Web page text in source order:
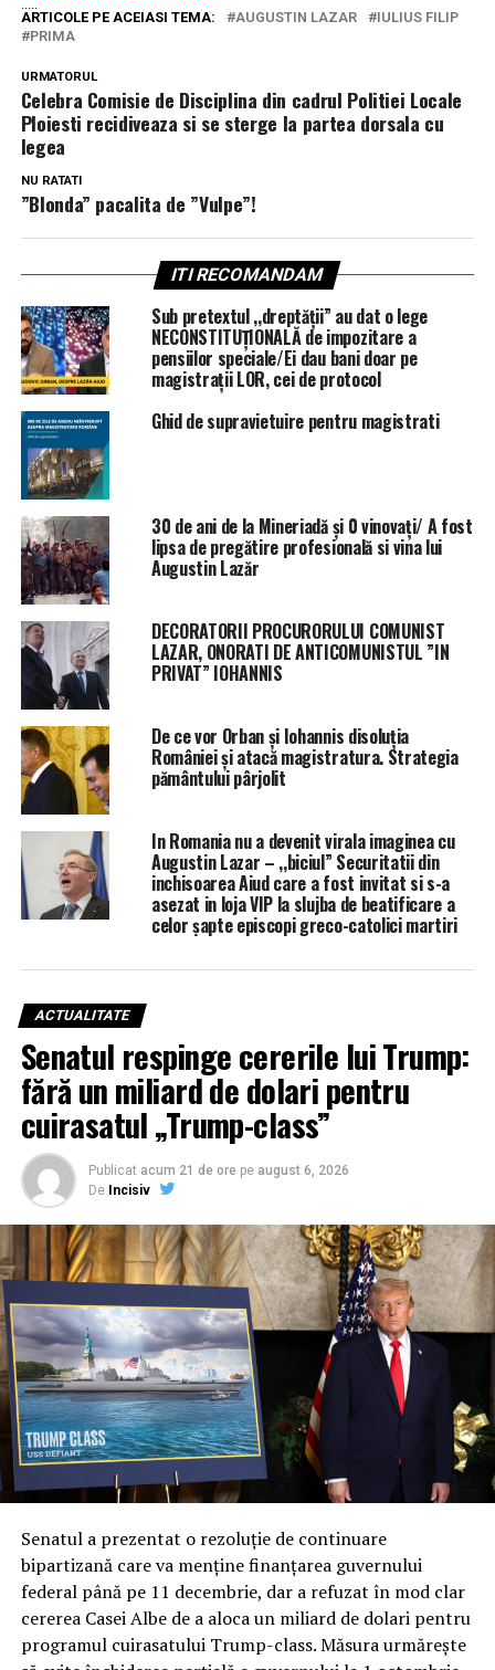
ARTICOLE PE ACEIASI TEMA:
AUGUSTIN LAZAR
IULIUS FILIP
PRIMA
URMATORUL
Celebra Comisie de Disciplina din cadrul Politiei Locale
Ploiesti recidiveaza si se sterge la partea dorsala cu
legea
NU RATATI
”Blonda” pacalita de ”Vulpe”!
ITI RECOMANDAM
Sub pretextul ,,dreptății” au dat o lege
NECONSTITUȚIONALĂ de impozitare a
pensiilor speciale/Ei dau bani doar pe
magistrații LOR, cei de protocol
Ghid de supravietuire pentru magistrati
30 de ani de la Mineriadă și 0 vinovați/ A fost
lipsa de pregătire profesională si vina lui
Augustin Lazăr
DECORATORII PROCURORULUI COMUNIST
LAZAR, ONORATI DE ANTICOMUNISTUL ”IN
PRIVAT” IOHANNIS
De ce vor Orban și Iohannis disoluția
României și atacă magistratura. Strategia
pământului pârjolit
In Romania nu a devenit virala imaginea cu
Augustin Lazar – ,,biciul” Securitatii din
inchisoarea Aiud care a fost invitat si s-a
asezat in loja VIP la slujba de beatificare a
celor șapte episcopi greco-catolici martiri
ACTUALITATE
Senatul respinge cererile lui Trump:
fără un miliard de dolari pentru
cuirasatul „Trump-class”
Publicat acum 21 de ore pe august 6, 2026
De Incisiv
Senatul a prezentat o rezoluție de continuare
bipartizană care va menține finanțarea guvernului
federal până pe 11 decembrie, dar a refuzat în mod clar
cererea Casei Albe de a aloca un miliard de dolari pentru
programul cuirasatului Trump-class. Măsura urmărește